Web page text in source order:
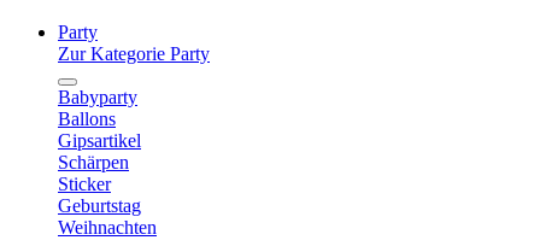
Party
Zur Kategorie Party
Babyparty
Ballons
Gipsartikel
Schärpen
Sticker
Geburtstag
Weihnachten